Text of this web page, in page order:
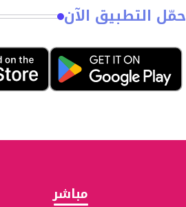
حمّل التطبيق الآن
مباشر